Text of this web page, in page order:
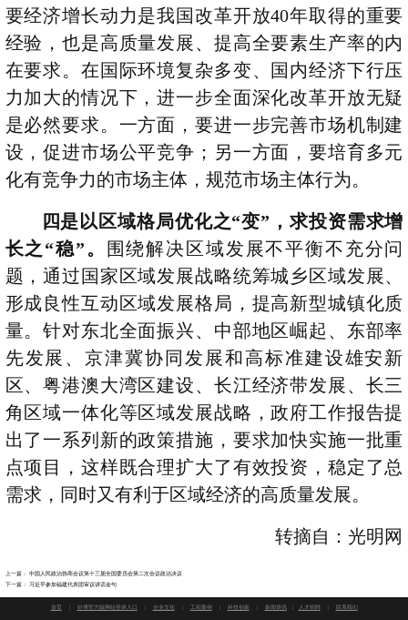
要经济增长动力是我国改革开放40年取得的重要
经验，也是高质量发展、提高全要素生产率的内
在要求。在国际环境复杂多变、国内经济下行压
力加大的情况下，进一步全面深化改革开放无疑
是必然要求。一方面，要进一步完善市场机制建
设，促进市场公平竞争；另一方面，要培育多元
化有竞争力的市场主体，规范市场主体行为。
四是以区域格局优化之“变”，求投资需求增
长之“稳”。
围绕解决区域发展不平衡不充分问
题，通过国家区域发展战略统筹城乡区域发展、
形成良性互动区域发展格局，提高新型城镇化质
量。针对东北全面振兴、中部地区崛起、东部率
先发展、京津冀协同发展和高标准建设雄安新
区、粤港澳大湾区建设、长江经济带发展、长三
角区域一体化等区域发展战略，政府工作报告提
出了一系列新的政策措施，要求加快实施一批重
点项目，这样既合理扩大了有效投资，稳定了总
需求，同时又有利于区域经济的高质量发展。
转摘自：光明网
上一篇： 中国人民政治协商会议第十三届全国委员会第二次会议政治决议
下一篇： 习近平参加福建代表团审议讲话金句
首页| 好博官方版网站登录入口 | 企业文化 | 工程案例 | 科技创新| 新闻资讯 | 人才招聘| 联系我们